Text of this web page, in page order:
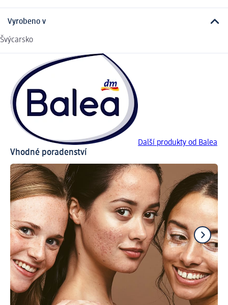
Vyrobeno v
Švýcarsko
Další produkty od Balea
Vhodné poradenství